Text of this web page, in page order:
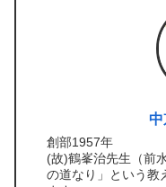
中
創部1957年
(故)鶴峯治先生（前
の道なり」という教